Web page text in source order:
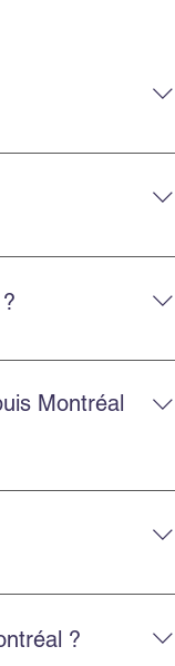
qui manipule
ou
pour une cotation
Montréal
en ligne pour
vers les États-Unis.
?